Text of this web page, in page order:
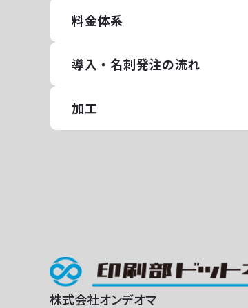
料金体系
導入・名刺発注の流れ
加工
株式会社オンデオマ